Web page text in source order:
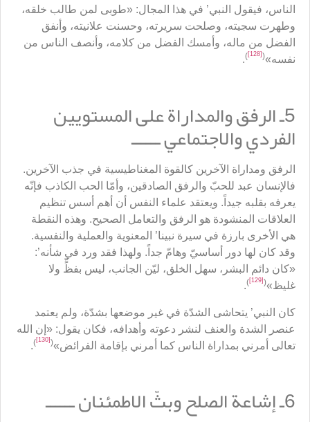
الناس، فيقول النبي’ في هذا المجال: «طوبى لمن طالب خلقه،
وطهرت سجيته، وصلحت سريرته، وحسنت علانيته، وأنفق
الفضل من ماله، وأمسك الفضل من كلامه، وأنصف الناس من
نفسه»(
[128]
)
.
5ـ الرفق والمداراة على المستويين
الفردي والاجتماعي ــــــ
الرفق ومداراة الآخرين كالقوة المغناطيسية في جذب الآخرين.
فالإنسان عبد للحبّ والرفق الصادقين، وأمّا الحب الكاذب فإنّه
يعرفه بقلبه جيداً. ويعتقد علماء النفس أن أهم أسس تنظيم
العلاقات المنشودة هو الرفق والتعامل الصحيح. وهذه النقطة
هي الأخرى بارزة في سيرة نبينا’ المعنوية والعملية والنفسية.
وقد كان لها دور أساسيّ وهامّ جداً. ولهذا فقد ورد في شأنه’:
«كان دائم البشر، سهل الخلق، ليّن الجانب، ليس بفظٍّ ولا
غليظ»(
[129]
)
.
كان النبي’ يتحاشى الشدّة في غير موضعها بشدّة، ولم يعتمد
عنصر الشدة والعنف لنشر دعوته وأهدافه، فكان يقول: «إن الله
تعالى أمرني بمداراة الناس كما أمرني بإقامة الفرائض»(
[130]
)
.
6ـ إشاعة الصلح وبثّ الاطمئنان ــــــ